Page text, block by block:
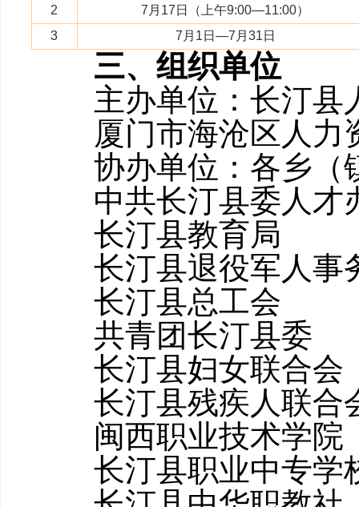
2
7月17日（上午9:00—11:00）
3
7月1日—7月31日
三、组织单位
主办单位：长汀县
厦门市海沧区人力
协办单位：各乡（
中共长汀县委人才
长汀县教育局
长汀县退役军人事
长汀县总工会
共青团长汀县委
长汀县妇女联合会
长汀县残疾人联合
闽西职业技术学院
长汀县职业中专学